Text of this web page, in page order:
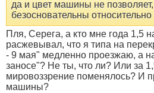
да и цвет машины не
безосновательны
Пля, Серега, а кто мне года 1,5
расжевывал, что я типа на
- 9 мая" медленно проезжаю, а
заносе"? Не ты, что ли? Или за
мировоззрение поменялось? И
машины?